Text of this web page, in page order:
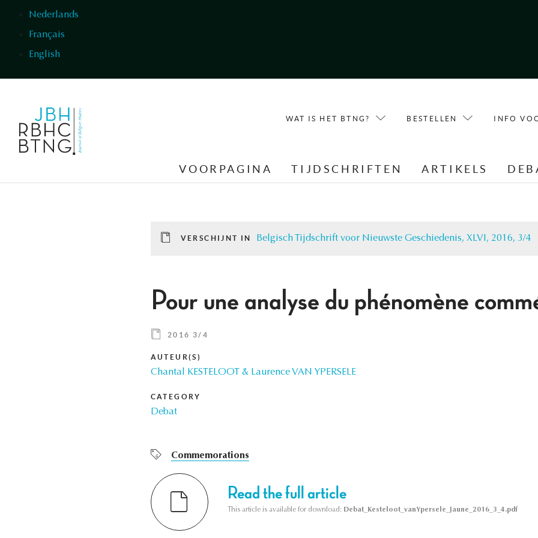
Nederlands
Français
English
WAT IS HET BTNG? BESTELLEN INFO
VOORPAGINA TIJDSCHRIFTEN ARTIKELS
VERSCHIJNT IN Belgisch Tijdschrift voor Nieuwste Geschiedenis, XLVI, 2016, 3/4
Pour une analyse du phénomène
2016 3/4
AUTEUR(S)
Chantal KESTELOOT & Laurence VAN YPERSELE
CATEGORY
Debat
Commemorations
Read the full article
This article is available for download: Debat_Kesteloot_vanYpersele_Jaune_2016_3_4.pdf